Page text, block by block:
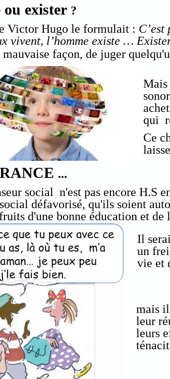
...
social n'est pas encore H.S
défavorisé, qu'ils soient
d'une bonne éducation et de
Il
un
vie et
qui
Ce
exister ?
Victor Hugo le formulait :
vivent, l’homme existe …
façon, de juger
mais
leur
leurs